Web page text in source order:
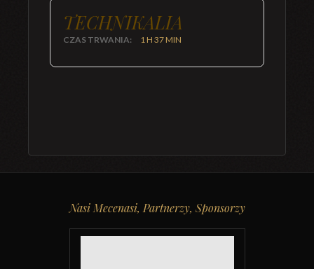
TECHNIKALIA
CZAS TRWANIA: 1 H 37 MIN
Nasi Mecenasi, Partnerzy, Sponsorzy